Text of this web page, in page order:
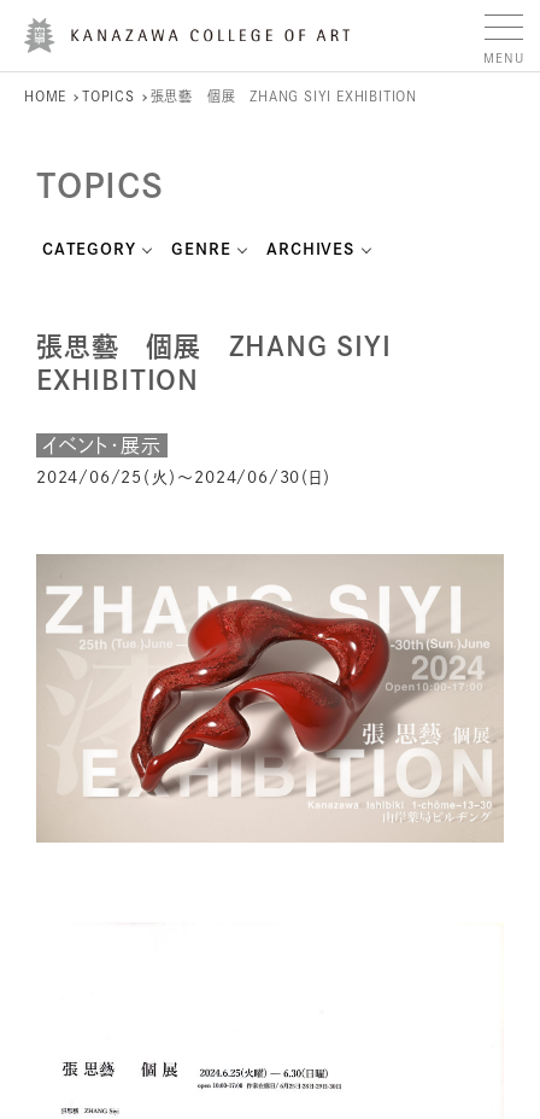
HOME TOPICS 張思藝 個展 ZHANG SIYI EXHIBITION
TOPICS
CATEGORY GENRE ARCHIVES
張思藝 個展 ZHANG SIYI
EXHIBITION
イベント・展示
2024/06/25（火）～2024/06/30（日）